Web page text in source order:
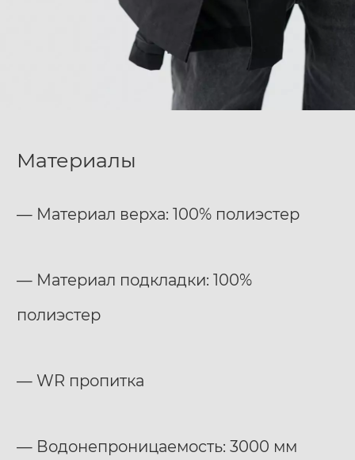
Материалы
— Материал верха: 100% полиэстер
— Материал подкладки: 100%
полиэстер
— WR пропитка
— Водонепроницаемость: 3000 мм